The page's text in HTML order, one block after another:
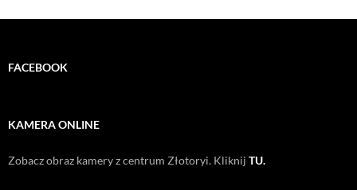
FACEBOOK
KAMERA ONLINE
Zobacz obraz kamery z centrum Złotoryi. Kliknij TU.